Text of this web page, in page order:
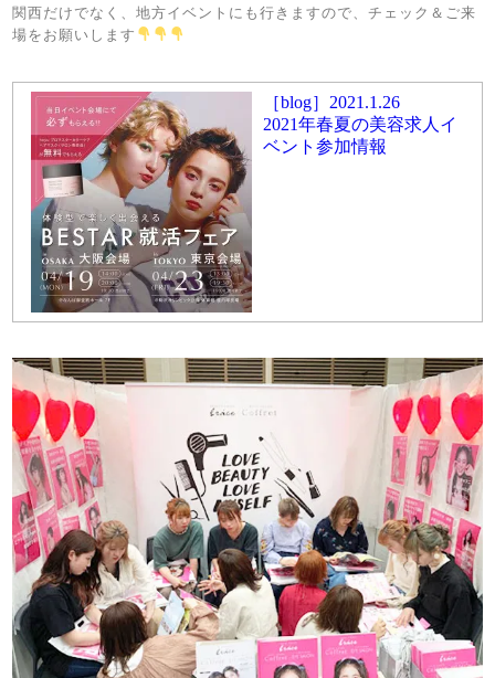
関西だけでなく、地方イベントにも行きますので、チェック＆ご来
場をお願いします
［blog］2021.1.26
2021年春夏の美容求人イ
ベント参加情報